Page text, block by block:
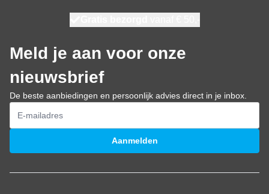
Meld je aan voor onze
nieuwsbrief
De beste aanbiedingen en persoonlijk advies direct in je inbox.
E-mailadres
Aanmelden